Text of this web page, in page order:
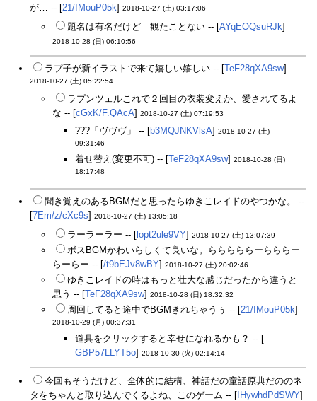
が… -- [21/IMouP05k] 2018-10-27 (土) 03:17:06
題名は有名だけど 観たことない -- [AYqEOQsuRJk]
2018-10-28 (日) 06:10:56
ラプ子が新イラストで来て嬉しい嬉しい -- [TeF28qXA9sw]
2018-10-27 (土) 05:22:54
ラプンツェルこれで２回目の衣装変えか、愛されてるよ
な -- [cGxK/F.QAcA] 2018-10-27 (土) 07:19:53
???「ヴヴヴ」 -- [b3MQJNKVlsA] 2018-10-27 (土)
09:31:46
着せ替え(変更不可) -- [TeF28qXA9sw] 2018-10-28 (日)
18:17:48
聞き覚えのあるBGMだと思ったらゆきこレイドのやつかな。 --
[7Em/z/cXc9s] 2018-10-27 (土) 13:05:18
ラーラーラー -- [ lopt2ule9VY] 2018-10-27 (土) 13:07:39
ボスBGMかわいらしくて良いな。らららららーらららー
らーらー -- [/t9bEJv8wBY] 2018-10-27 (土) 20:02:46
ゆきこレイドの時はもっと壮大な感じだったから違うと
思う -- [TeF28qXA9sw] 2018-10-28 (日) 18:32:32
周回してると途中でBGMきれちゃうぅ -- [21/IMouP05k]
2018-10-29 (月) 00:37:31
道具をクリックすると幸せになれるかも？ -- [
GBP57LLYT5o] 2018-10-30 (火) 02:14:14
今回もそうだけど、全体的に結構、神話だの童話原典だののネ
タをちゃんと取り込んでくるよね、このゲーム -- [IHywhdPdSWY]